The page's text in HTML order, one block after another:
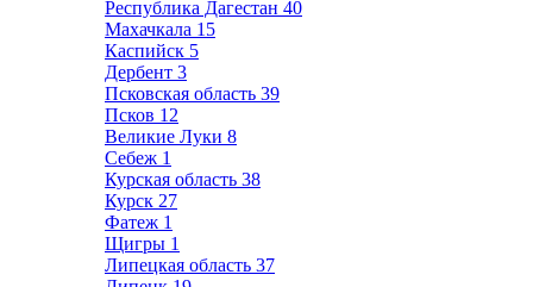
Республика Дагестан 40
Махачкала 15
Каспийск 5
Дербент 3
Псковская область 39
Псков 12
Великие Луки 8
Себеж 1
Курская область 38
Курск 27
Фатеж 1
Щигры 1
Липецкая область 37